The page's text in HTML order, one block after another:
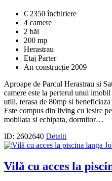
€ 2350 închiriere
4 camere
2 băi
200 mp
Herastrau
Etaj Parter
An construcție 2009
Aproape de Parcul Herastrau si
camere este la perterul unui
utili, terasa de 80mp si
Este compus din living cu iesire
mobilata si echipata, dormitor…
ID: 2602640 Detalii
Vilă cu acces la